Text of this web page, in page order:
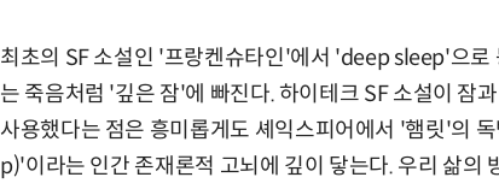
최초의 SF 소설인 '프랑켄슈타인'에서 'deep sleep'으
는 죽음처럼 '깊은 잠'에 빠진다. 하이테크 SF 소설이 잠
사용했다는 점은 흥미롭게도 셰익스피어에서 '햄릿'의
p)'이라는 인간 존재론적 고뇌에 깊이 닿는다. 우리 삶의